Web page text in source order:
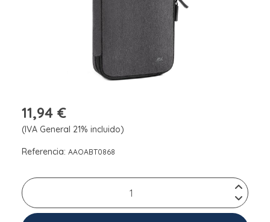
11,94 €
(IVA General 21% incluido)
Referencia: AAOABT0868